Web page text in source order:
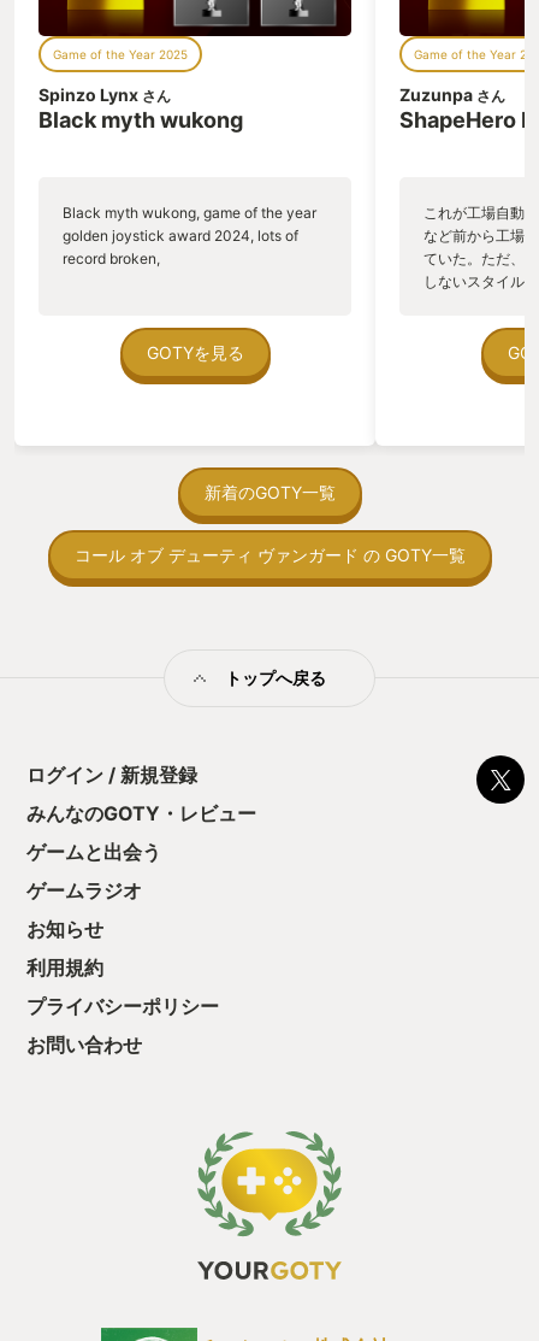
Game of the Year 2025
Spinzo Lynx さん
Black myth wukong
Black myth wukong, game of the year
golden joystick award 2024, lots of
record broken,
GOTYを見る
Game of the Year
Zuzunpa さん
ShapeHero
これが工場自動
など前から工場
ていた。ただ、
しないスタイル
ていた。 ただ
在を知ってから
う。気になる。
トコンベアの配
ん！このゲーム
向けか？という
型のローグライ
をクリアしたら
う気持ちを揺る
新着のGOTY一覧
コール オブ デューティ ヴァンガード の GOTY一覧
トップへ戻る
ログイン / 新規登録
みんなのGOTY・レビュー
ゲームと出会う
ゲームラジオ
お知らせ
利用規約
プライバシーポリシー
お問い合わせ